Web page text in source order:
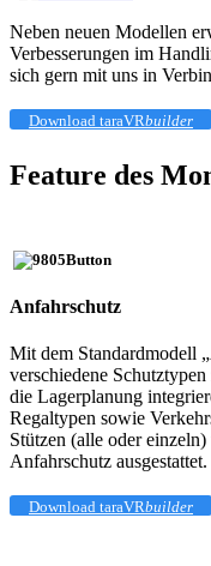
Neben neuen Modellen
Verbesserungen im
sich gern mit uns in
Download taraVRbuilder
Feature des
Anfahrschutz
Mit dem Standardmodell
verschiedene
die Lagerplanung
Regaltypen sowie
Stützen (alle oder
Anfahrschutz ausgestattet.
Download taraVRbuilder